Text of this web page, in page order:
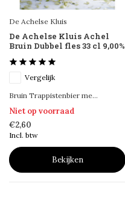
De Achelse Kluis
De Achelse Kluis Achel
Bruin Dubbel fles 33 cl 9,00%
Vergelijk
Bruin Trappistenbier me...
Niet op voorraad
€2,60
Incl. btw
Bekijken